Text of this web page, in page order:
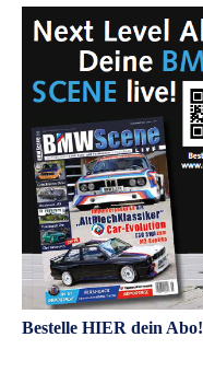
Bestelle HIER dein Abo!